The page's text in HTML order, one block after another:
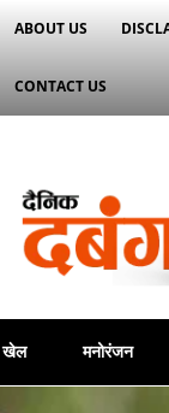
ABOUT US
CONTACT US
खेल मनोरंजन